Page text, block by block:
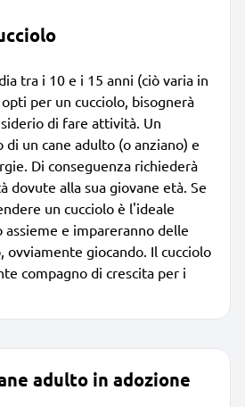
tra i 10 e i 15 anni (ciò varia in
opti per un cucciolo, bisognerà
di fare attività. Un
un cane adulto (o anziano) e
Di conseguenza richiederà
dovute alla sua giovane età. Se
un cucciolo è l'ideale
assieme e impareranno delle
ovviamente giocando. Il cucciolo
compagno di crescita per i
adulto in adozione